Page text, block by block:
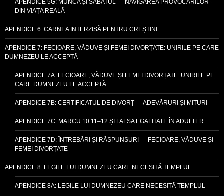
APENDICE 5G: MUNCA ȘI SABATUL — NAVIGAREA PROVOCĂRILOR
DIN VIAȚA REALĂ
APENDICE 6: CARNEA INTERZISĂ PENTRU CREȘTINI
APENDICE 7: FECIOARE, VĂDUVE ȘI FEMEI DIVORȚATE: UNIRILE PE CARE
DUMNEZEU LE ACCEPTĂ
APENDICE 7A: FECIOARE, VĂDUVE ȘI FEMEI DIVORȚATE: UNIRILE PE
CARE DUMNEZEU LE ACCEPTĂ
APENDICE 7B: CERTIFICATUL DE DIVORȚ — ADEVĂRURI ȘI MITURI
APENDICE 7C: MARCU 10:11–12 ȘI FALSA EGALITATE ÎN ADULTER
APENDICE 7D: ÎNTREBĂRI ȘI RĂSPUNSURI — FECIOARE, VĂDUVE ȘI
FEMEI DIVORȚATE
APENDICE 8: LEGILE LUI DUMNEZEU CARE NECESITĂ TEMPLUL
APENDICE 8A: LEGILE LUI DUMNEZEU CARE NECESITĂ TEMPLUL